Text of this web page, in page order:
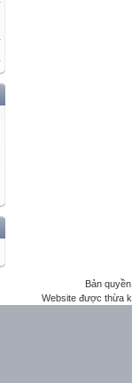
Bản
Website được thừa